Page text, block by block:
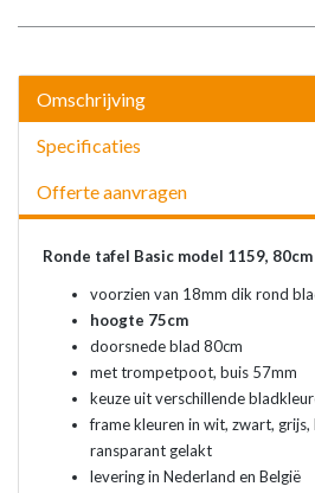
Omschrijving
Specificaties
Offerte aanvragen
Ronde tafel Basic model 1159,
voorzien van 18mm dik rond
hoogte 75cm
doorsnede blad 80cm
met trompetpoot, buis 57mm
keuze uit verschillende
frame kleuren in wit, zwart,
ransparant gelakt
levering in Nederland en België